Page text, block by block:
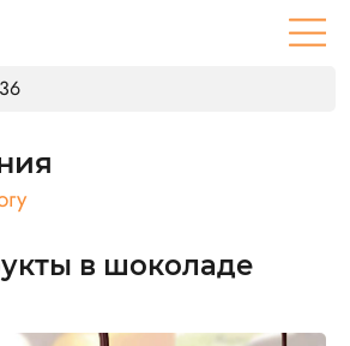
в шоколаде